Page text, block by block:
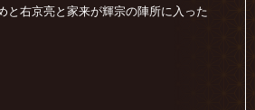
と右京亮と家来が輝宗の陣所に入った